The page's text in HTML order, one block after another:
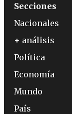
Secciones
Nacionales
+ análisis
Política
Economía
Mundo
País